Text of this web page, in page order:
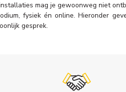
mag je gewoonweg niet
fysiek én online. Hieronder
gesprek.